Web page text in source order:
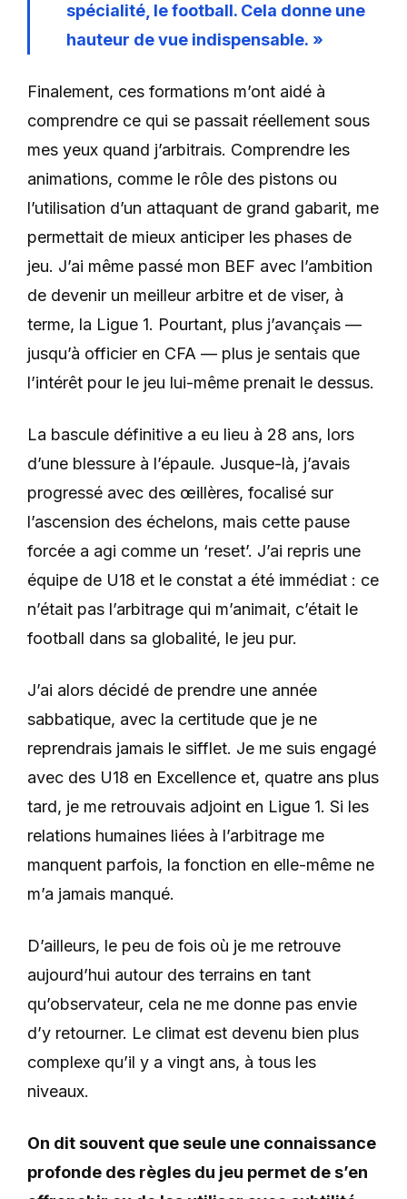
spécialité, le football. Cela donne une
hauteur de vue indispensable. »
Finalement, ces formations m’ont aidé à
comprendre ce qui se passait réellement sous
mes yeux quand j’arbitrais. Comprendre les
animations, comme le rôle des pistons ou
l’utilisation d’un attaquant de grand gabarit, me
permettait de mieux anticiper les phases de
jeu. J’ai même passé mon BEF avec l’ambition
de devenir un meilleur arbitre et de viser, à
terme, la Ligue 1. Pourtant, plus j’avançais —
jusqu’à officier en CFA — plus je sentais que
l’intérêt pour le jeu lui-même prenait le dessus.
La bascule définitive a eu lieu à 28 ans, lors
d’une blessure à l’épaule. Jusque-là, j’avais
progressé avec des œillères, focalisé sur
l’ascension des échelons, mais cette pause
forcée a agi comme un ‘reset’. J’ai repris une
équipe de U18 et le constat a été immédiat : ce
n’était pas l’arbitrage qui m’animait, c’était le
football dans sa globalité, le jeu pur.
J’ai alors décidé de prendre une année
sabbatique, avec la certitude que je ne
reprendrais jamais le sifflet. Je me suis engagé
avec des U18 en Excellence et, quatre ans plus
tard, je me retrouvais adjoint en Ligue 1. Si les
relations humaines liées à l’arbitrage me
manquent parfois, la fonction en elle-même ne
m’a jamais manqué.
D’ailleurs, le peu de fois où je me retrouve
aujourd’hui autour des terrains en tant
qu’observateur, cela ne me donne pas envie
d’y retourner. Le climat est devenu bien plus
complexe qu’il y a vingt ans, à tous les
niveaux.
On dit souvent que seule une connaissance
profonde des règles du jeu permet de s’en